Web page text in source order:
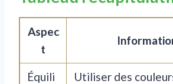
Aspec
t
Équili
Utiliser des